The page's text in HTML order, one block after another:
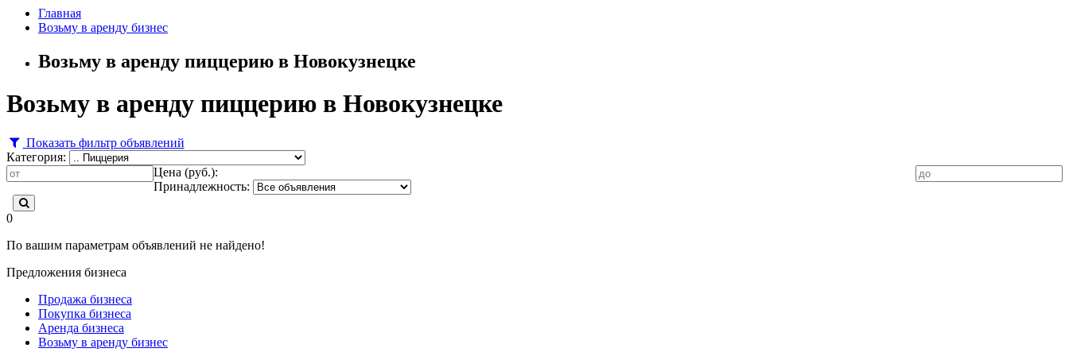
Главная
Возьму в аренду бизнес
Возьму в аренду пиццерию в Новокузнецке
Возьму в аренду пиццерию в Новокузнецке
Показать фильтр объявлений
Категория:
Цена (руб.):
Принадлежность:
0
По вашим параметрам объявлений не найдено!
Предложения бизнеса
Продажа бизнеса
Покупка бизнеса
Аренда бизнеса
Возьму в аренду бизнес